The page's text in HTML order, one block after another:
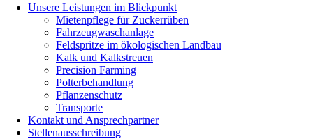
Unsere Leistungen im Blickpunkt
Mietenpflege für Zuckerrüben
Fahrzeugwaschanlage
Feldspritze im ökologischen Landbau
Kalk und Kalkstreuen
Precision Farming
Polterbehandlung
Pflanzenschutz
Transporte
Kontakt und Ansprechpartner
Stellenausschreibung